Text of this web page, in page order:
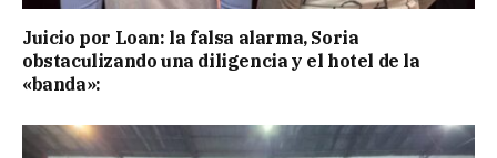
Juicio por Loan: la falsa alarma, Soria
obstaculizando una diligencia y el hotel de la
«banda»: